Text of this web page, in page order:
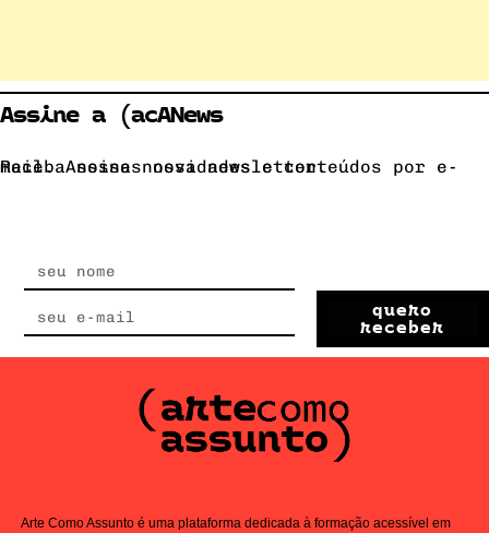
Assine a (acANews
Receba nossas novidades e conteúdos por e-mail. Assine nossa newsletter.
quero
receber
Arte Como Assunto é uma plataforma dedicada à formação acessível em